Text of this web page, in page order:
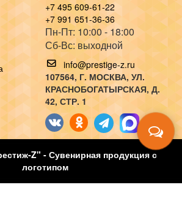
+7 495 609-61-22
+7 991 651-36-36
Пн-Пт: 10:00 - 18:00
Сб-Вс: выходной
info@prestige-z.ru
107564, Г. МОСКВА, УЛ.
КРАСНОБОГАТЫРСКАЯ, Д.
42, СТР. 1
Z" - Сувенирная продукция с
логотипом